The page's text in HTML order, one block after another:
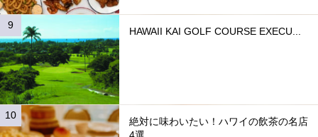
HAWAII KAI GOLF COURSE EXECU...
絶対に味わいたい！ハワイの飲茶の名店